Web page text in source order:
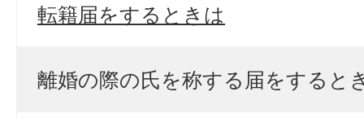
転籍届をするときは
離婚の際の氏を称する届をすると